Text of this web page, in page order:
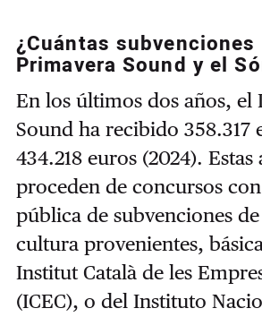
¿Cuántas
Primavera Sound y el
En los últimos dos años, el
Sound ha recibido 358.317
434.218 euros (2024). Estas
proceden de concursos
pública de subvenciones
cultura provenientes,
Institut Català de les
(ICEC), o del Instituto